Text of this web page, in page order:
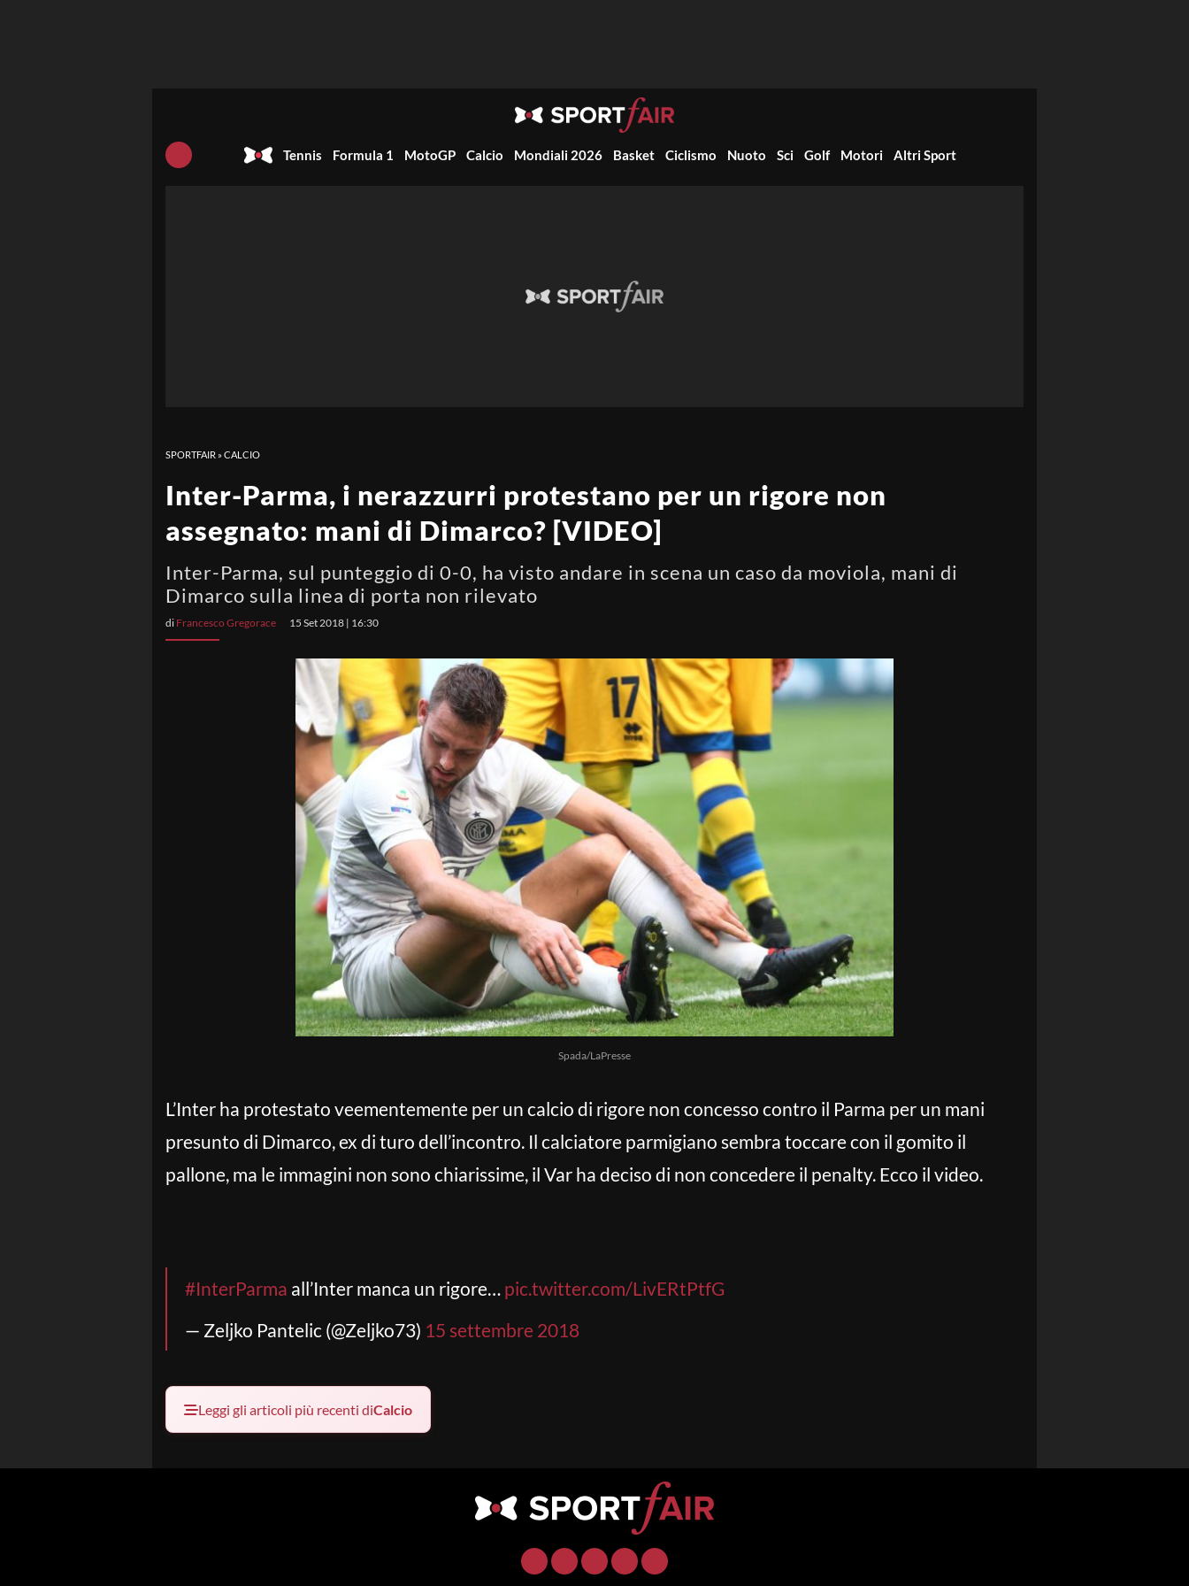
Tennis Formula 1 MotoGP Calcio Mondiali 2026 Basket Ciclismo Nuoto Sci Golf Motori Altri Sport
SPORTFAIR »CALCIO
Inter-Parma, i nerazzurri protestano per un rigore non
assegnato: mani di Dimarco? [VIDEO]
Inter-Parma, sul punteggio di 0-0, ha visto andare in scena un caso da moviola, mani di
Dimarco sulla linea di porta non rilevato
di Francesco Gregorace 15 Set 2018 | 16:30
Spada/LaPresse
L’Inter ha protestato veementemente per un calcio di rigore non concesso contro il Parma per un mani
presunto di Dimarco, ex di turo dell’incontro. Il calciatore parmigiano sembra toccare con il gomito il
pallone, ma le immagini non sono chiarissime, il Var ha deciso di non concedere il penalty. Ecco il video.
#InterParma all’Inter manca un rigore… pic.twitter.com/LivERtPtfG
— Zeljko Pantelic (@Zeljko73) 15 settembre 2018
Leggi gli articoli più recenti diCalcio